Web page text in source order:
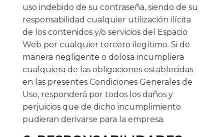
uso indebido de su contraseña, siendo de su
responsabilidad cualquier utilización ilícita
de los contenidos y/o servicios del Espacio
Web por cualquier tercero ilegítimo. Si de
manera negligente o dolosa incumpliera
cualquiera de las obligaciones establecidas
en las presentes Condiciones Generales de
Uso, responderá por todos los daños y
perjuicios que de dicho incumplimiento
pudieran derivarse para la empresa.